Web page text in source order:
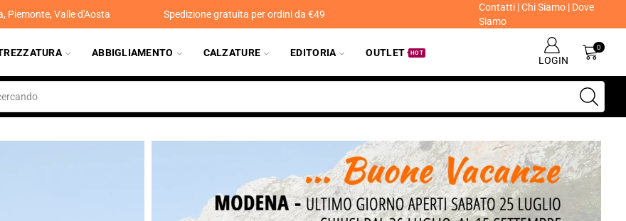
Piemonte, Valle d'Aosta Spedizione gratuita per ordini da €49
Contatti|Chi Siamo| Dove
Siamo
ABBIGLIAMENTO CALZATURE EDITORIA OUTLET HOT
LOGIN
0